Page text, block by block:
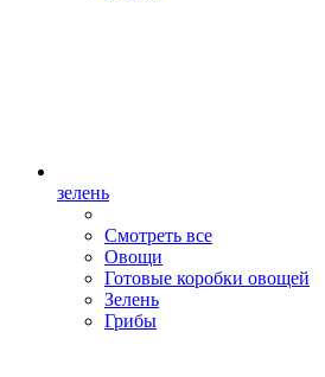
зелень
Смотреть все
Овощи
Готовые коробки овощей
Зелень
Грибы